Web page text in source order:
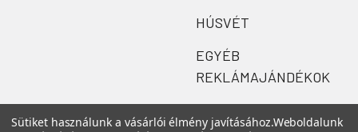
HÚSVÉT
EGYÉB
REKLÁMAJÁNDÉKOK
Sütiket használunk a vásárlói élmény javításához.Weboldalunk